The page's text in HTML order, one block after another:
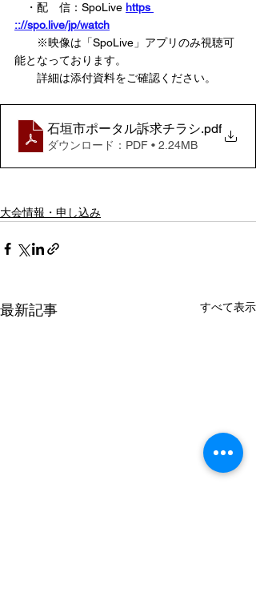
・配　信：SpoLive https
:://spo.live/jp/watch
※映像は「SpoLive」アプリのみ視聴可
能となっております。
詳細は添付資料をご確認ください。
石垣市ポータル訴求チラシ.pdf
ダウンロード：PDF • 2.24MB
大会情報・申し込み
最新記事 すべて表示